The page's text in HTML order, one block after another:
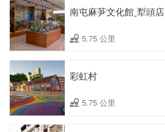
南屯麻芛文化館ˍ犁頭店
5.75 公里
彩虹村
5.75 公里